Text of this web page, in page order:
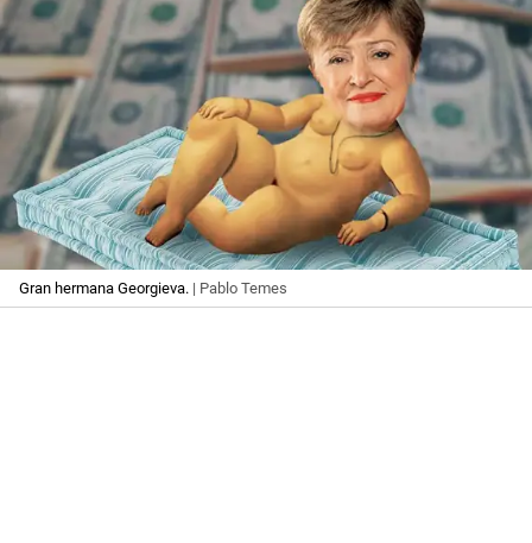
Gran hermana Georgieva. | Pablo Temes